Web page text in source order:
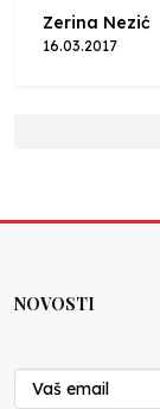
Zerina Nezić
16.03.2017
NOVOSTI